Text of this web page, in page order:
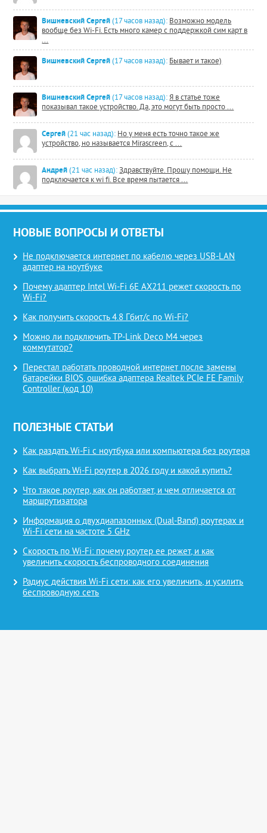
Вишневский Сергей (17 часов назад): Возможно модель
вообще без Wi-Fi. Есть много камер с поддержкой сим карт в
...
Вишневский Сергей (17 часов назад): Бывает и такое)
Вишневский Сергей (17 часов назад): Я в статье тоже
показывал такое устройство. Да, это могут быть просто ...
Сергей (21 час назад): Но у меня есть точно такое же
устройство, но называется Mirascreen, с ...
Андрей (21 час назад): Здравствуйте. Прошу помощи. Не
подключается к wi fi. Все время пытается ...
НОВЫЕ ВОПРОСЫ И ОТВЕТЫ
Не подключается интернет по кабелю через USB-LAN
адаптер на ноутбуке
Почему адаптер Intel Wi-Fi 6E AX211 режет скорость по
Wi-Fi?
Как получить скорость 4.8 Гбит/с по Wi-Fi?
Можно ли подключить TP-Link Deco M4 через
коммутатор?
Перестал работать проводной интернет после замены
батарейки BIOS, ошибка адаптера Realtek PCIe FE Family
Controller (код 10)
ПОЛЕЗНЫЕ СТАТЬИ
Как раздать Wi-Fi с ноутбука или компьютера без роутера
Как выбрать Wi-Fi роутер в 2026 году и какой купить?
Что такое роутер, как он работает, и чем отличается от
маршрутизатора
Информация о двухдиапазонных (Dual-Band) роутерах и
Wi-Fi сети на частоте 5 GHz
Скорость по Wi-Fi: почему роутер ее режет, и как
увеличить скорость беспроводного соединения
Радиус действия Wi-Fi сети: как его увеличить, и усилить
беспроводную сеть